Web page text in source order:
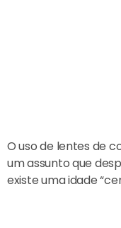
O uso de lentes de
um assunto que
existe uma idade